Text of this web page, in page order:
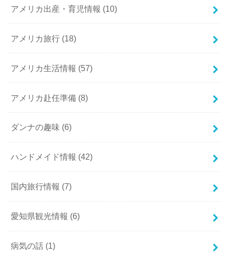
アメリカ出産・育児情報 (10)
アメリカ旅行 (18)
アメリカ生活情報 (57)
アメリカ赴任準備 (8)
ダンナの趣味 (6)
ハンドメイド情報 (42)
国内旅行情報 (7)
愛知県観光情報 (6)
病気の話 (1)